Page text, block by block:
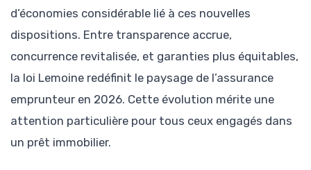
d’économies considérable lié à ces nouvelles
dispositions. Entre transparence accrue,
concurrence revitalisée, et garanties plus équitables,
la loi Lemoine redéfinit le paysage de l’assurance
emprunteur en 2026. Cette évolution mérite une
attention particulière pour tous ceux engagés dans
un prêt immobilier.